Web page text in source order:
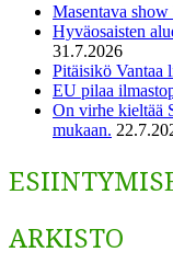
Masentava
Hyväosaisten
31.7.2026
Pitäisikö Vantaa
EU pilaa
On virhe kieltää
mukaan.
ARKISTO